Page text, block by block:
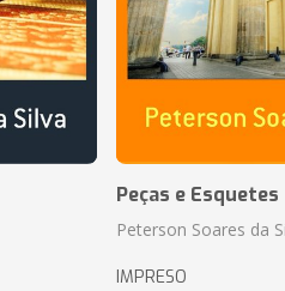
Peças e
Peterson Soares da
IMPRESO